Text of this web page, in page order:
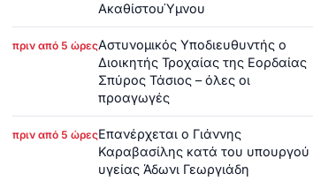
ΑκαθίστουΎμνου
πριν από 5 ώρεςΑστυνομικός Υποδιευθυντής ο
Διοικητής Τροχαίας της Εορδαίας
Σπύρος Τάσιος – όλες οι
προαγωγές
πριν από 5 ώρεςΕπανέρχεται ο Γιάννης
Καραβασίλης κατά του υπουργού
υγείας Άδωνι Γεωργιάδη